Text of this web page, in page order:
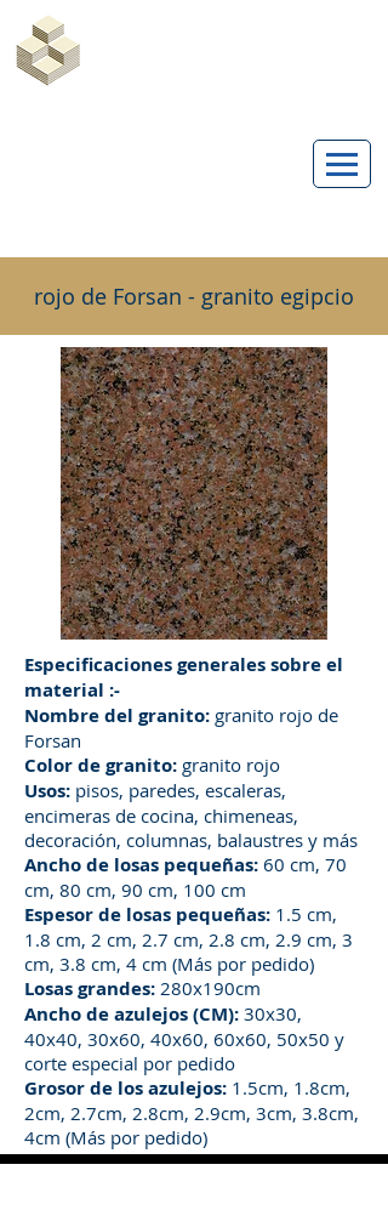
rojo de Forsan - granito egipcio
Especificaciones generales sobre el
material :-
Nombre del granito: granito rojo de
Forsan
Color de granito: granito rojo
Usos: pisos, paredes, escaleras,
encimeras de cocina, chimeneas,
decoración, columnas, balaustres y más
Ancho de losas pequeñas: 60 cm, 70
cm, 80 cm, 90 cm, 100 cm
Espesor de losas pequeñas: 1.5 cm,
1.8 cm, 2 cm, 2.7 cm, 2.8 cm, 2.9 cm, 3
cm, 3.8 cm, 4 cm (Más por pedido)
Losas grandes: 280x190cm
Ancho de azulejos (CM): 30x30,
40x40, 30x60, 40x60, 60x60, 50x50 y
corte especial por pedido
Grosor de los azulejos: 1.5cm, 1.8cm,
2cm, 2.7cm, 2.8cm, 2.9cm, 3cm, 3.8cm,
4cm (Más por pedido)